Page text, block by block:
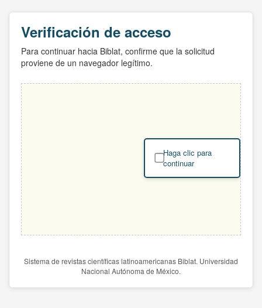
Verificación de acceso
Para continuar hacia Biblat, confirme que la solicitud
proviene de un navegador legítimo.
Haga clic para
continuar
Sistema de revistas científicas latinoamericanas Biblat. Universidad
Nacional Autónoma de México.